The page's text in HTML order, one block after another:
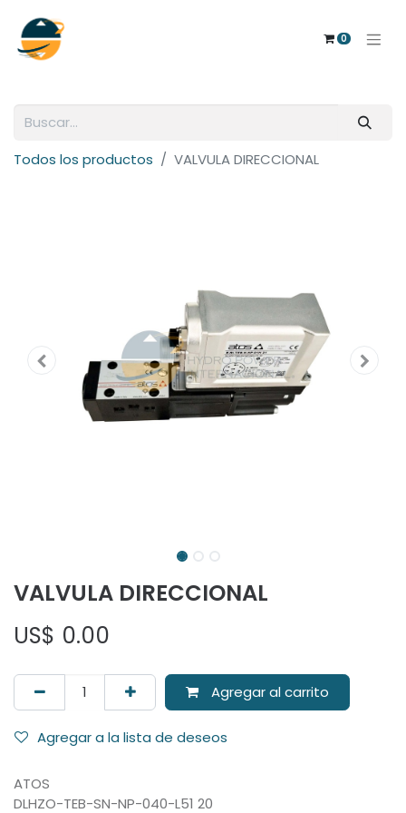
0
Todos los productos VALVULA DIRECCIONAL
VALVULA DIRECCIONAL
US$ 0.00
Agregar al carrito
Agregar a la lista de deseos
ATOS
DLHZO-TEB-SN-NP-040-L51 20